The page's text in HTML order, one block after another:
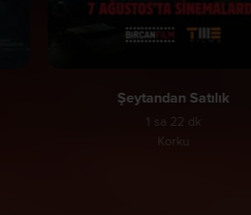
Şeytandan Satılık
1 sa 22 dk
Korku